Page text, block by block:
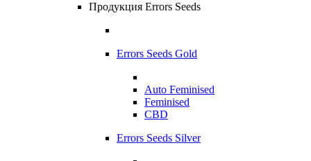
Продукция Errors Seeds
Errors Seeds Gold
Auto Feminised
Feminised
CBD
Errors Seeds Silver